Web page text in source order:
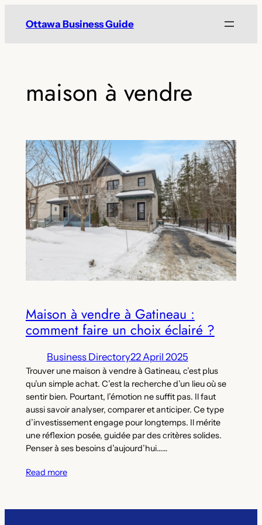
Ottawa Business Guide
maison à vendre
Maison à vendre à Gatineau :
comment faire un choix éclairé ?
Business Directory22 April 2025
Trouver une maison à vendre à Gatineau, c’est plus
qu’un simple achat. C’est la recherche d’un lieu où se
sentir bien. Pourtant, l’émotion ne suffit pas. Il faut
aussi savoir analyser, comparer et anticiper. Ce type
d’investissement engage pour longtemps. Il mérite
une réflexion posée, guidée par des critères solides.
Penser à ses besoins d’aujourd’hui……
Read more